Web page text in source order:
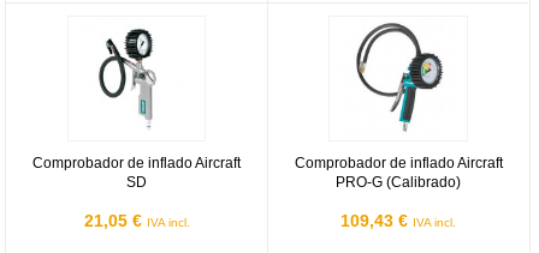
Comprobador de inflado Aircraft
SD
21,05 € IVA incl.
Comprobador de inflado Aircraft
PRO-G (Calibrado)
109,43 € IVA incl.